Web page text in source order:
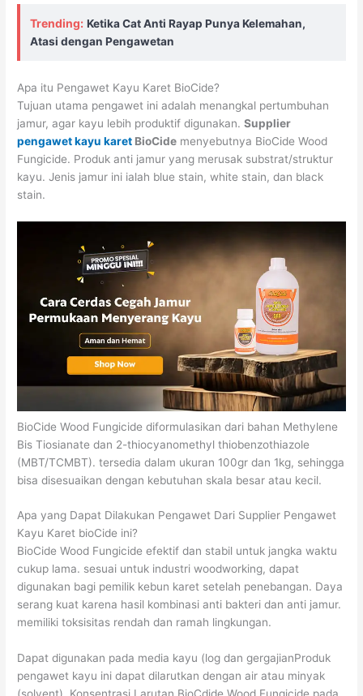
Trending: Ketika Cat Anti Rayap Punya Kelemahan,
Atasi dengan Pengawetan
Apa itu Pengawet Kayu Karet BioCide?
Tujuan utama pengawet ini adalah menangkal pertumbuhan
jamur, agar kayu lebih produktif digunakan.Supplier
pengawet kayu karet BioCide menyebutnya BioCide Wood
Fungicide. Produk anti jamur yang merusak substrat/struktur
kayu. Jenis jamur ini ialah blue stain, white stain, dan black
stain.
BioCide Wood Fungicide diformulasikan dari bahan Methylene
Bis Tiosianate dan 2-thiocyanomethyl thiobenzothiazole
(MBT/TCMBT). tersedia dalam ukuran 100gr dan 1kg, sehingga
bisa disesuaikan dengan kebutuhan skala besar atau kecil.
Apa yang Dapat Dilakukan Pengawet Dari Supplier Pengawet
Kayu Karet bioCide ini?
BioCide Wood Fungicide efektif dan stabil untuk jangka waktu
cukup lama. sesuai untuk industri woodworking, dapat
digunakan bagi pemilik kebun karet setelah penebangan. Daya
serang kuat karena hasil kombinasi anti bakteri dan anti jamur.
memiliki toksisitas rendah dan ramah lingkungan.
Dapat digunakan pada media kayu (log dan gergajianProduk
pengawet kayu ini dapat dilarutkan dengan air atau minyak